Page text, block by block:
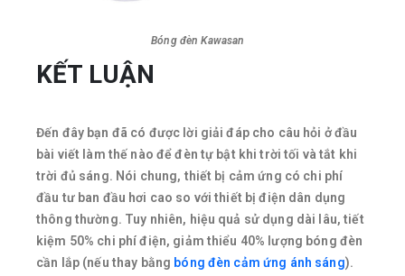
Bóng đèn Kawasan
KẾT LUẬN
Đến đây bạn đã có được lời giải đáp cho câu hỏi ở đầu
bài viết làm thế nào để đèn tự bật khi trời tối và tắt khi
trời đủ sáng. Nói chung, thiết bị cảm ứng có chi phí
đầu tư ban đầu hơi cao so với thiết bị điện dân dụng
thông thường. Tuy nhiên, hiệu quả sử dụng dài lâu, tiết
kiệm 50% chi phí điện, giảm thiểu 40% lượng bóng đèn
cần lắp (nếu thay bằng bóng đèn cảm ứng ánh sáng).